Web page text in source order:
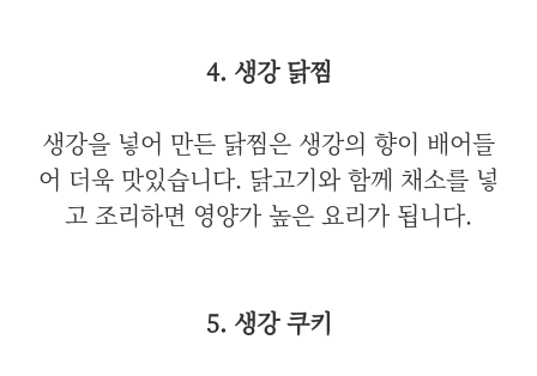
4. 생강 닭찜
생강을 넣어 만든 닭찜은 생강의 향이 배어들
어 더욱 맛있습니다. 닭고기와 함께 채소를 넣
고 조리하면 영양가 높은 요리가 됩니다.
5. 생강 쿠키